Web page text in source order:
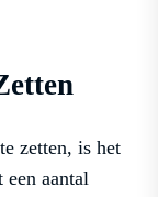
zetten, is het
aantal